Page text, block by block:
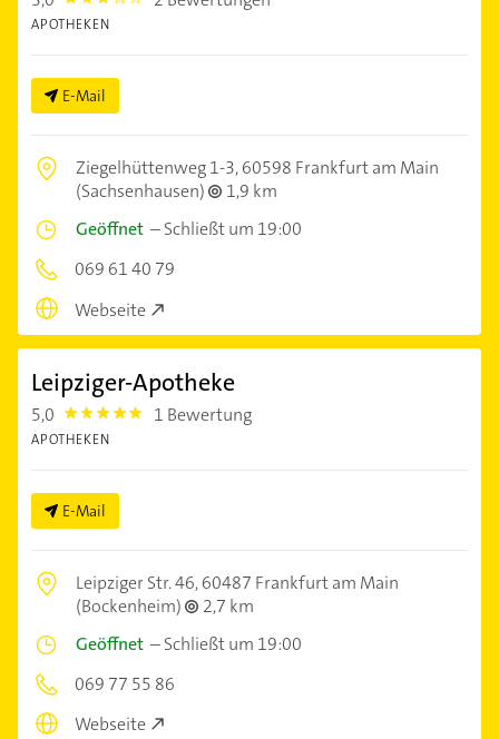
APOTHEKEN
E-Mail
Ziegelhüttenweg 1-3,60598 Frankfurt am Main
(Sachsenhausen)
1,9 km
Geöffnet –Schließt um 19:00
069 61 40 79
Webseite
Leipziger-Apotheke
5,0 5.0 1 Bewertung
APOTHEKEN
E-Mail
Leipziger Str. 46,60487 Frankfurt am Main
(Bockenheim)
2,7 km
Geöffnet –Schließt um 19:00
069 77 55 86
Webseite